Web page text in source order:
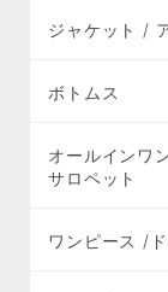
ジャケット /
ボトムス
オールインワ
サロペット
ワンピース /